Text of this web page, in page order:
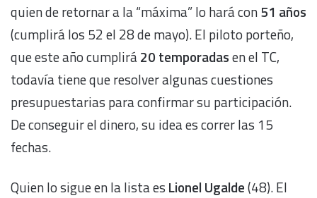
quien de retornar a la “máxima” lo hará con51 años
(cumplirá los 52 el 28 de mayo). El piloto porteño,
que este año cumplirá20 temporadasen el TC,
todavía tiene que resolver algunas cuestiones
presupuestarias para confirmar su participación.
De conseguir el dinero, su idea es correr las 15
fechas.
Quien lo sigue en la lista es Lionel Ugalde(48). El